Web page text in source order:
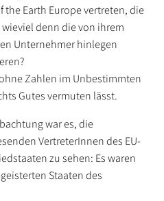
the Earth Europe vertreten, die
denn die von ihrem
Unternehmer hinlegen
Zahlen im Unbestimmten
Gutes vermuten lässt.
war es, die
VertreterInnen des EU-
zu sehen: Es waren
Staaten des